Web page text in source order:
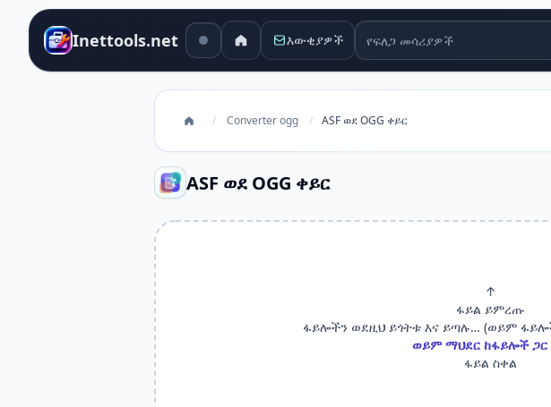
Inettools.net እውቂያዎች የፍለጋ መሳሪያዎች
/ Converter ogg / ASF ወደ OGG ቀይር
ASF ወደ OGG ቀይር
↑
ፋይል ይምረጡ
ፋይሎችን ወደዚህ ይጎትቱ እና ይጣሉ… (ወይም
ወይም ማህደር ከፋይሎች ጋር
ፋይል ስቀል